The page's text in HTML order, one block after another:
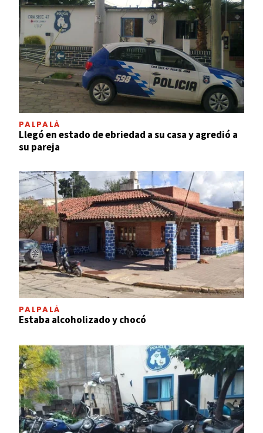
PALPALÁ
Llegó en estado de ebriedad a su casa y agredió a
su pareja
PALPALÁ
Estaba alcoholizado y chocó